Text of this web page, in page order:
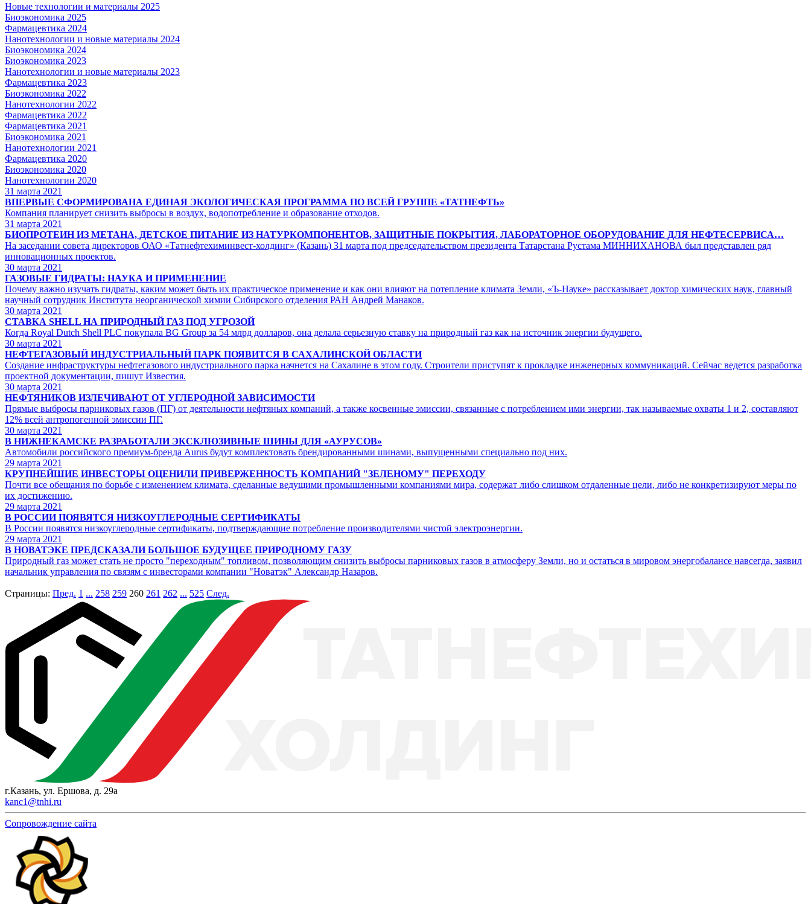
Новые технологии и материалы 2025
Биоэкономика 2025
Фармацевтика 2024
Нанотехнологии и новые материалы 2024
Биоэкономика 2024
Биоэкономика 2023
Нанотехнологии и новые материалы 2023
Фармацевтика 2023
Биоэкономика 2022
Нанотехнологии 2022
Фармацевтика 2022
Фармацевтика 2021
Биоэкономика 2021
Нанотехнологии 2021
Фармацевтика 2020
Биоэкономика 2020
Нанотехнологии 2020
31 марта 2021
ВПЕРВЫЕ СФОРМИРОВАНА ЕДИНАЯ ЭКОЛОГИЧЕСКАЯ ПРОГРАММА ПО ВСЕЙ ГРУППЕ «ТАТНЕФТЬ»
Компания планирует снизить выбросы в воздух, водопотребление и образование отходов.
31 марта 2021
БИОПРОТЕИН ИЗ МЕТАНА, ДЕТСКОЕ ПИТАНИЕ ИЗ НАТУРКОМПОНЕНТОВ, ЗАЩИТНЫЕ ПОКРЫТИЯ, ЛАБОРАТОРНОЕ ОБОРУДОВАНИЕ ДЛЯ НЕФТЕСЕРВИСА…
На заседании совета директоров ОАО «Татнефтехиминвест-холдинг» (Казань) 31 марта под председательством президента Татарстана Рустама МИННИХАНОВА был представлен ряд
инновационных проектов.
30 марта 2021
ГАЗОВЫЕ ГИДРАТЫ: НАУКА И ПРИМЕНЕНИЕ
Почему важно изучать гидраты, каким может быть их практическое применение и как они влияют на потепление климата Земли, «Ъ-Науке» рассказывает доктор химических наук, главный
научный сотрудник Института неорганической химии Сибирского отделения РАН Андрей Манаков.
30 марта 2021
СТАВКА SHELL НА ПРИРОДНЫЙ ГАЗ ПОД УГРОЗОЙ
Когда Royal Dutch Shell PLC покупала BG Group за 54 млрд долларов, она делала серьезную ставку на природный газ как на источник энергии будущего.
30 марта 2021
НЕФТЕГАЗОВЫЙ ИНДУСТРИАЛЬНЫЙ ПАРК ПОЯВИТСЯ В САХАЛИНСКОЙ ОБЛАСТИ
Создание инфраструктуры нефтегазового индустриального парка начнется на Сахалине в этом году. Строители приступят к прокладке инженерных коммуникаций. Сейчас ведется разработка
проектной документации, пишут Известия.
30 марта 2021
НЕФТЯНИКОВ ИЗЛЕЧИВАЮТ ОТ УГЛЕРОДНОЙ ЗАВИСИМОСТИ
Прямые выбросы парниковых газов (ПГ) от деятельности нефтяных компаний, а также косвенные эмиссии, связанные с потреблением ими энергии, так называемые охваты 1 и 2, составляют
12% всей антропогенной эмиссии ПГ.
30 марта 2021
В НИЖНЕКАМСКЕ РАЗРАБОТАЛИ ЭКСКЛЮЗИВНЫЕ ШИНЫ ДЛЯ «АУРУСОВ»
Автомобили российского премиум-бренда Aurus будут комплектовать брендированными шинами, выпущенными специально под них.
29 марта 2021
КРУПНЕЙШИЕ ИНВЕСТОРЫ ОЦЕНИЛИ ПРИВЕРЖЕННОСТЬ КОМПАНИЙ "ЗЕЛЕНОМУ" ПЕРЕХОДУ
Почти все обещания по борьбе с изменением климата, сделанные ведущими промышленными компаниями мира, содержат либо слишком отдаленные цели, либо не конкретизируют меры по
их достижению.
29 марта 2021
В РОССИИ ПОЯВЯТСЯ НИЗКОУГЛЕРОДНЫЕ СЕРТИФИКАТЫ
В России появятся низкоуглеродные сертификаты, подтверждающие потребление производителями чистой электроэнергии.
29 марта 2021
В НОВАТЭКЕ ПРЕДСКАЗАЛИ БОЛЬШОЕ БУДУЩЕЕ ПРИРОДНОМУ ГАЗУ
Природный газ может стать не просто "переходным" топливом, позволяющим снизить выбросы парниковых газов в атмосферу Земли, но и остаться в мировом энергобалансе навсегда, заявил
начальник управления по связям с инвесторами компании "Новатэк" Александр Назаров.
Страницы: Пред. 1 ... 258 259 260 261 262 ... 525 След.
г.Казань, ул. Ершова, д. 29а
kanc1@tnhi.ru
Сопровождение сайта